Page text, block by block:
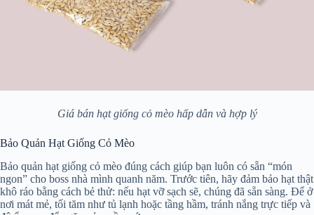
Giá bán hạt giống cỏ mèo hấp dẫn và hợp lý
Bảo Quản Hạt Giống Cỏ Mèo
Bảo quản hạt giống cỏ mèo đúng cách giúp bạn luôn có sẵn “món
ngon” cho boss nhà mình quanh năm. Trước tiên, hãy đảm bảo hạt thật
khô ráo bằng cách bẻ thử: nếu hạt vỡ sạch sẽ, chúng đã sẵn sàng. Để ở
nơi mát mẻ, tối tăm như tủ lạnh hoặc tầng hầm, tránh nắng trực tiếp và